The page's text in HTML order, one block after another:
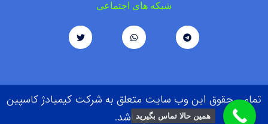
شبکه های اجتماعی
تمامی حقوق این وب سایت متعلق به شرکت کیمیادژ کاسپین
می باشد.همین حالا تماس بگیرید